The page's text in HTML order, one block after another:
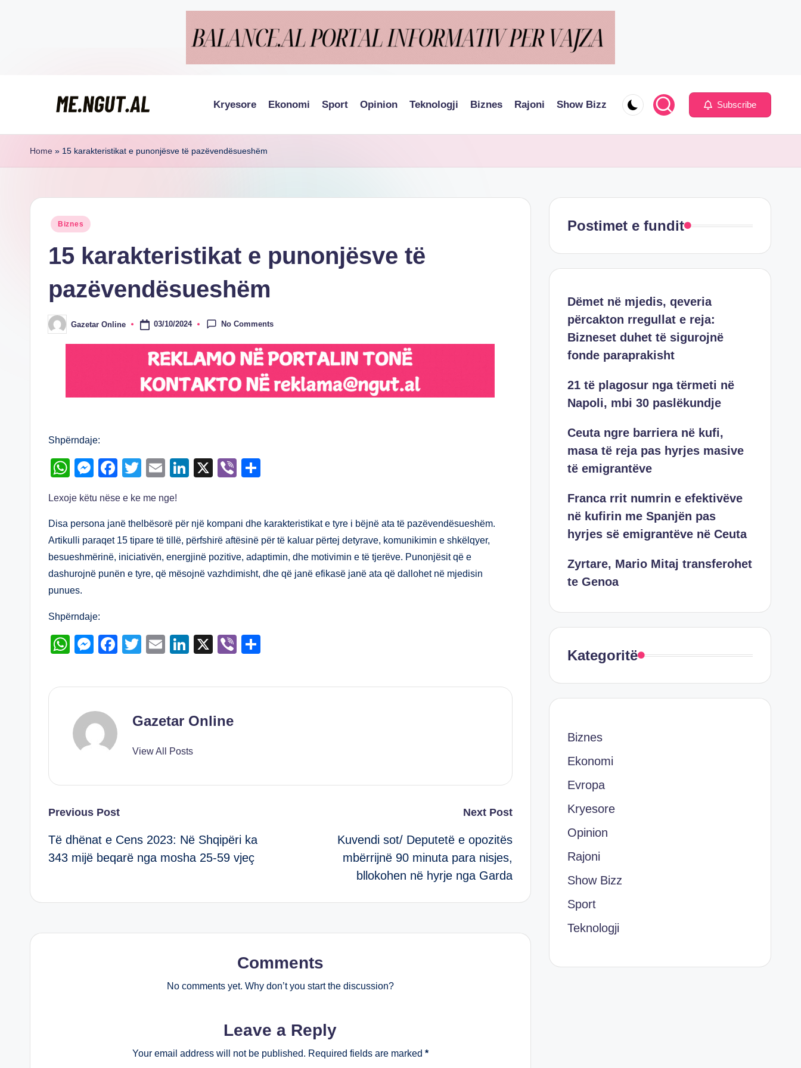
M
e
g
lexohen
ngut
Kryesore Ekonomi Sport Opinion Teknologji Biznes Rajoni Show Bizz Subscribe
Home » 15 karakteristikat e punonjësve të pazëvendësueshëm
Posted
Biznes
15 karakteristikat e punonjësve të
pazëvendësueshëm
Posted
by
Gazetar Online 03/10/2024 No Comments
Shpërndaje:
W
at
s
A
p
p
M
ss
e
n
g
er
F
c
e
b
o
o
T
tt
er
E
ail
Li
e
dI
n
X
Vi
e
Lexoje këtu nëse e ke me nge!
Disa persona janë thelbësorë për një kompani dhe karakteristikat e tyre i bëjnë ata të pazëvendësueshëm.
Artikulli paraqet 15 tipare të tillë, përfshirë aftësinë për të kaluar përtej detyrave, komunikimin e shkëlqyer,
besueshmërinë, iniciativën, energjinë pozitive, adaptimin, dhe motivimin e të tjerëve. Punonjësit që e
dashurojnë punën e tyre, që mësojnë vazhdimisht, dhe që janë efikasë janë ata që dallohet në mjedisin
punues.
Shpërndaje:
W
at
A
p
M
ss
n
g
F
c
T
tt
E
ail
Li
k
dI
X
Vi
er ar
Gazetar Online
View All Posts
Post
navigation
Previous Post
Të dhënat e Cens 2023: Në Shqipëri ka
343 mijë beqarë nga mosha 25-59 vjeç
Next Post
Kuvendi sot/ Deputetë e opozitës
mbërrijnë 90 minuta para nisjes,
bllokohen në hyrje nga Garda
Comments
No comments yet. Why don’t you start the discussion?
Leave a Reply
Your email address will not be published. Required fields are marked *
Postimet e fundit
Dëmet në mjedis, qeveria
përcakton rregullat e reja:
Bizneset duhet të sigurojnë
fonde paraprakisht
21 të plagosur nga tërmeti në
Napoli, mbi 30 paslëkundje
Ceuta ngre barriera në kufi,
masa të reja pas hyrjes masive
të emigrantëve
Franca rrit numrin e efektivëve
në kufirin me Spanjën pas
hyrjes së emigrantëve në Ceuta
Zyrtare, Mario Mitaj transferohet
te Genoa
Kategoritë
Biznes
Ekonomi
Evropa
Kryesore
Opinion
Rajoni
Show Bizz
Sport
Teknologji